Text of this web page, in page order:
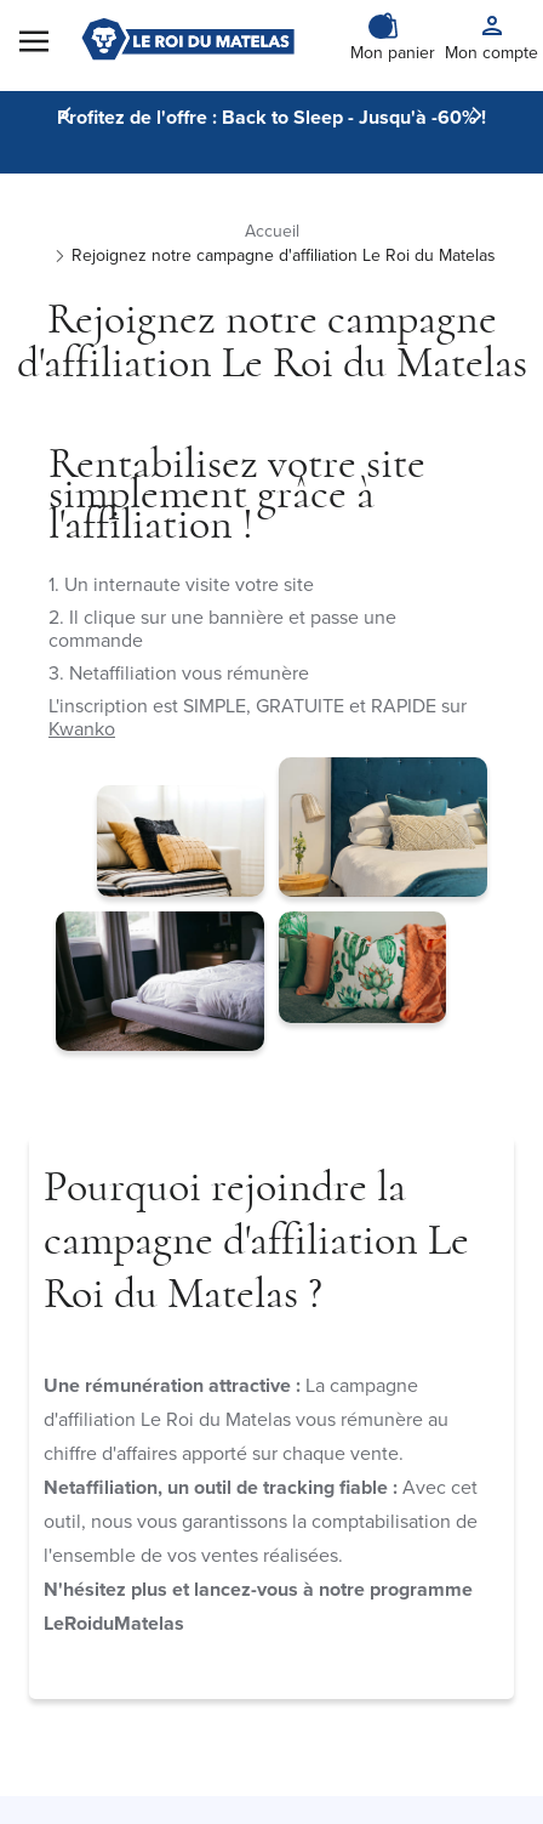
Skip to Content
Mon panier Mon compte
Profitez de l'offre : Back to Sleep - Jusqu'à -60% !
Accueil
Rejoignez notre campagne d'affiliation Le Roi du Matelas
Rejoignez notre campagne
d'affiliation Le Roi du Matelas
Rentabilisez votre site
simplement grâce à
l'affiliation !
1. Un internaute visite votre site
2. Il clique sur une bannière et passe une
commande
3. Netaffiliation vous rémunère
L'inscription est SIMPLE, GRATUITE et RAPIDE sur
Kwanko
Pourquoi rejoindre la
campagne d'affiliation Le
Roi du Matelas ?
Une rémunération attractive : La campagne
d'affiliation Le Roi du Matelas vous rémunère au
chiffre d'affaires apporté sur chaque vente.
Netaffiliation, un outil de tracking fiable :Avec cet
outil, nous vous garantissons la comptabilisation de
l'ensemble de vos ventes réalisées.
N'hésitez plus et lancez-vous à notre programme
LeRoiduMatelas